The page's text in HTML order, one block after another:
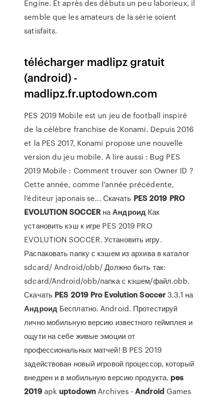
Engine. Et après des débuts un peu laborieux, il
semble que les amateurs de la série soient
satisfaits.
télécharger madlipz gratuit
(android) -
madlipz.fr.uptodown.com
PES 2019 Mobile est un jeu de football inspiré
de la célèbre franchise de Konami. Depuis 2016
et la PES 2017, Konami propose une nouvelle
version du jeu mobile. A lire aussi : Bug PES
2019 Mobile : Comment trouver son Owner ID ?
Cette année, comme l’année précédente,
l’éditeur japonais se... Скачать PES2019 PRO
EVOLUTION SOCCERнаАндроид Как
установить кэш к игре PES 2019 PRO
EVOLUTION SOCCER. Установить игру.
Распаковать папку с кэшем из архива в каталог
sdcard/ Android/obb/ Должно быть так:
sdcard/Android/obb/папка с кэшем/файл.obb.
Скачать PES 2019 Pro Evolution Soccer3.3.1 на
АндроидБесплатно. Android. Протестируй
лично мобильную версию известного геймплея и
ощути на себе живые эмоции от
профессиональных матчей! В PES 2019
задействован новый игровой процессор, который
внедрен и в мобильную версию продукта. pes
2019apk uptodownArchives -Android Games